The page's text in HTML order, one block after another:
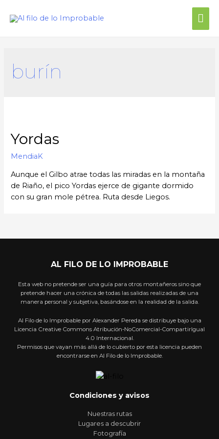
burín
Yordas
MendiaK
Aunque el Gilbo atrae todas las miradas en la montaña
de Riaño, el pico Yordas ejerce de gigante dormido
con su gran mole pétrea. Ruta desde Liegos.
AL FILO DE LO IMPROBABLE
Esta web no pretende ser una guía para otros montañeros sino que
pretende hacer una crónica de todas las salidas realizadas de una
manera personal y subjetiva, basándose en la realidad de la salida.
Al Filo de lo Improbable por Alexander Pereda se distribuye bajo una
Licencia Creative Commons Atribución-NoComercial-CompartirIgual
4.0 Internacional.
Permisos que vayan más allá de lo cubierto por esta licencia pueden
encontrarse en Al Filo de lo Improbable.
Condiciones y avisos
Nuestras rutas
Lugares a descubrir
Fotografía